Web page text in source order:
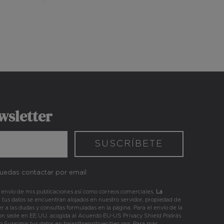
contactar por email
de mis publicaciones así como correos comerciales. La
tus datos se encuentran alojados en nuestro servidor, propiedad de
a las dudas y consultas formuladas en la página. Para el envío de la
en EE.UU. acogida al Acuerdo EU-US Privacy Shield Podrás